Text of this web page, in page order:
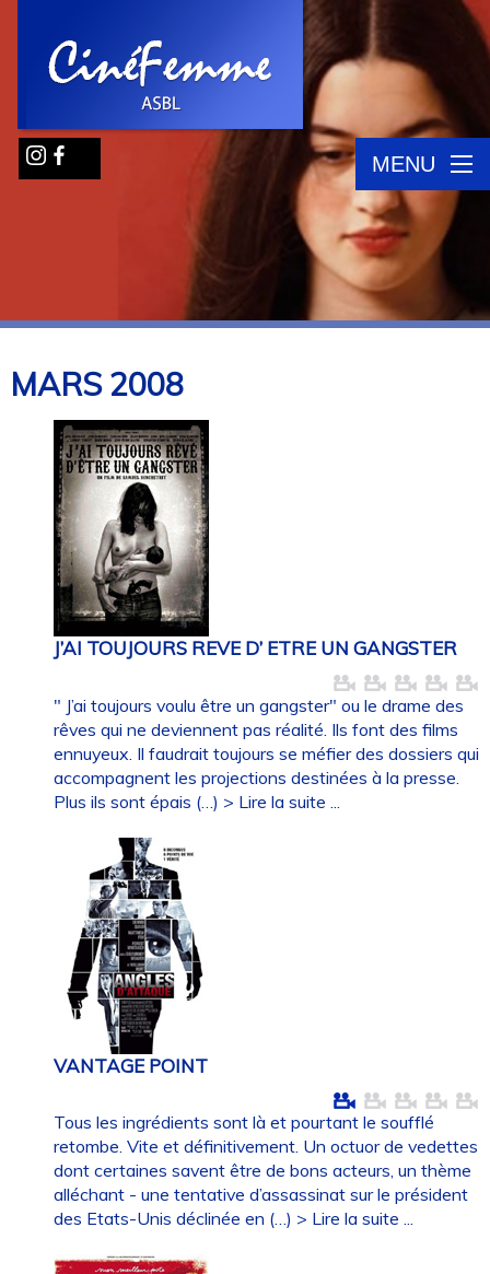
MENU
MARS2008
J’AI TOUJOURS REVE D’ ETRE UN GANGSTER
" J’ai toujours voulu être un gangster" ou le drame des
rêves qui ne deviennent pas réalité. Ils font des films
ennuyeux. Il faudrait toujours se méfier des dossiers qui
accompagnent les projections destinées à la presse.
Plus ils sont épais (…) > Lire la suite ...
VANTAGE POINT
Tous les ingrédients sont là et pourtant le soufflé
retombe. Vite et définitivement. Un octuor de vedettes
dont certaines savent être de bons acteurs, un thème
alléchant - une tentative d’assassinat sur le président
des Etats-Unis déclinée en (…) > Lire la suite ...